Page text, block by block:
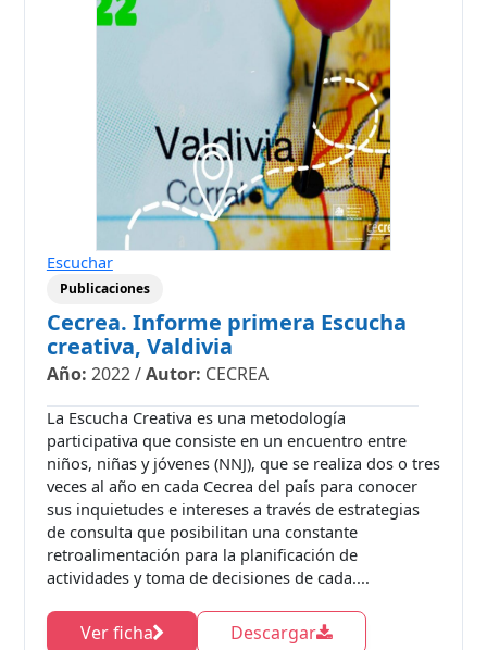
Escuchar
Publicaciones
Cecrea. Informe primera Escucha
creativa, Valdivia
Año: 2022/Autor: CECREA
La Escucha Creativa es una metodología
participativa que consiste en un encuentro entre
niños, niñas y jóvenes (NNJ), que se realiza dos o tres
veces al año en cada Cecrea del país para conocer
sus inquietudes e intereses a través de estrategias
de consulta que posibilitan una constante
retroalimentación para la planificación de
actividades y toma de decisiones de cada....
Ver ficha Descargar